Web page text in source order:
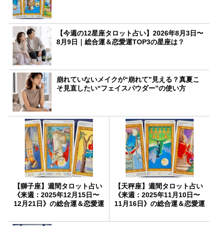
【今週の12星座タロット占い】2026年8月3日〜
8月9日｜総合運＆恋愛運TOP3の星座は？
崩れていないメイクが“崩れて”見える？真夏こ
そ見直したい“フェイスパウダー”の使い方
【獅子座】週間タロット占い
《来週：2025年12月15日〜
12月21日》の総合運＆恋愛運
【天秤座】週間タロット占い
《来週：2025年11月10日〜
11月16日》の総合運＆恋愛運